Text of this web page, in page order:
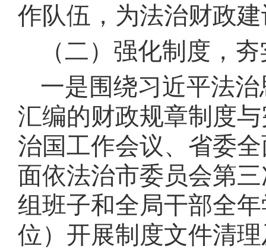
作队伍，为法治财政
（二）强化制度，
一是围绕习近平法治
汇编的财政规章制度
治国工作会议、省委
面依法治市委员会第
组班子和全局干部全
位）开展制度文件清